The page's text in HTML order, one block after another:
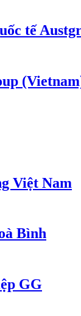
tế
Việt Nam
Bình
GG